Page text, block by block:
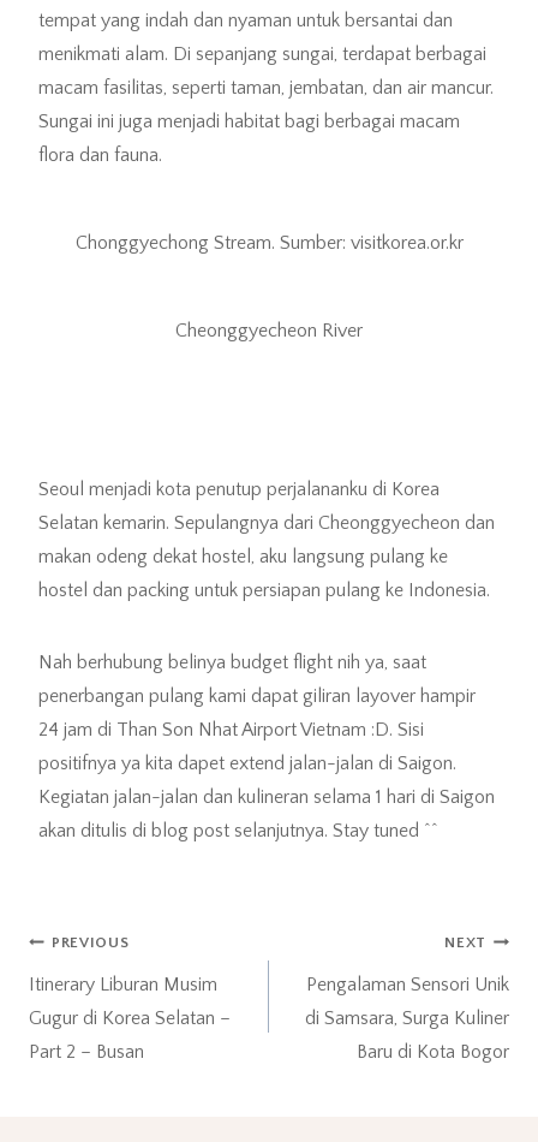
tempat yang indah dan nyaman untuk bersantai dan
menikmati alam. Di sepanjang sungai, terdapat berbagai
macam fasilitas, seperti taman, jembatan, dan air mancur.
Sungai ini juga menjadi habitat bagi berbagai macam
flora dan fauna.
Chonggyechong Stream. Sumber: visitkorea.or.kr
Cheonggyecheon River
Seoul menjadi kota penutup perjalananku di Korea
Selatan kemarin. Sepulangnya dari Cheonggyecheon dan
makan odeng dekat hostel, aku langsung pulang ke
hostel dan packing untuk persiapan pulang ke Indonesia.
Nah berhubung belinya budget flight nih ya, saat
penerbangan pulang kami dapat giliran layover hampir
24 jam di Than Son Nhat Airport Vietnam :D. Sisi
positifnya ya kita dapet extend jalan-jalan di Saigon.
Kegiatan jalan-jalan dan kulineran selama 1 hari di Saigon
akan ditulis di blog post selanjutnya. Stay tuned ^^
Post
navigation
PREVIOUS
Itinerary Liburan Musim
Gugur di Korea Selatan –
Part 2 – Busan
NEXT
Pengalaman Sensori Unik
di Samsara, Surga Kuliner
Baru di Kota Bogor